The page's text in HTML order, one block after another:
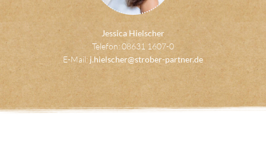
Jessica Hielscher
Telefon: 08631 1607-0
E-Mail: j.hielscher@strober-partner.de